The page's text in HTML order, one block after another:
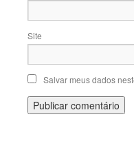
Site
Salvar meus dados